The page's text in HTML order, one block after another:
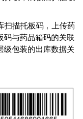
扫描托板码，上传药
码与药品箱码的关联
级包装的出库数据关